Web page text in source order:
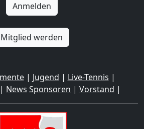
Anmelden
Mitglied werden
| Jugend | Live-Tennis |
| News Sponsoren | Vorstand |